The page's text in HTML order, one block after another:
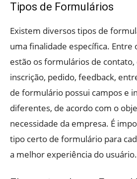
Tipos de Formulários
Existem diversos tipos de
uma finalidade específica. Entre
estão os formulários de contato,
inscrição, pedido, feedback,
de formulário possui campos e
diferentes, de acordo com o
necessidade da empresa. É
tipo certo de formulário para
a melhor experiência do usuário.